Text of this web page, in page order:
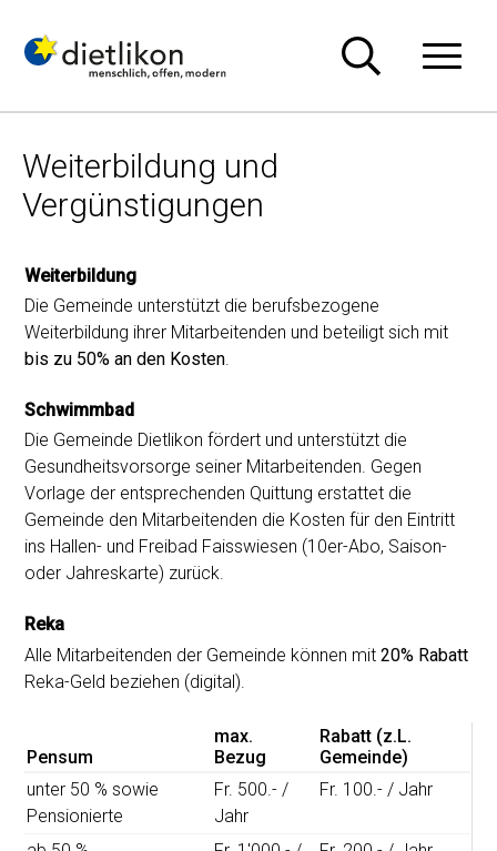
Weiterbildung und
Vergünstigungen
Weiterbildung
Die Gemeinde unterstützt die berufsbezogene
Weiterbildung ihrer Mitarbeitenden und beteiligt sich mit
bis zu 50% an den Kosten.
Schwimmbad
Die Gemeinde Dietlikon fördert und unterstützt die
Gesundheitsvorsorge seiner Mitarbeitenden. Gegen
Vorlage der entsprechenden Quittung erstattet die
Gemeinde den Mitarbeitenden die Kosten für den Eintritt
ins Hallen- und Freibad Faisswiesen (10er-Abo, Saison-
oder Jahreskarte) zurück.
Reka
Alle Mitarbeitenden der Gemeinde können mit20% Rabatt
Reka-Geld beziehen (digital).
Pensum
max.
Bezug
Rabatt (z.L.
Gemeinde)
unter 50 % sowie
Pensionierte
Fr. 500.- /
Jahr
Fr. 100.- / Jahr